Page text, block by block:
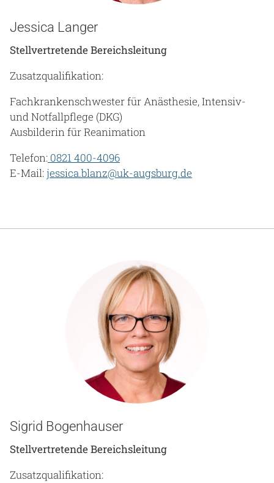
Jessica Langer
Stellvertretende Bereichsleitung
Zusatzqualifikation:
Fachkrankenschwester für Anästhesie, Intensiv-
und Notfallpflege (DKG)
Ausbilderin für Reanimation
Telefon: 0821 400-4096
E-Mail:jessica.blanz@uk-augsburg.de
Sigrid Bogenhauser
Stellvertretende Bereichsleitung
Zusatzqualifikation: